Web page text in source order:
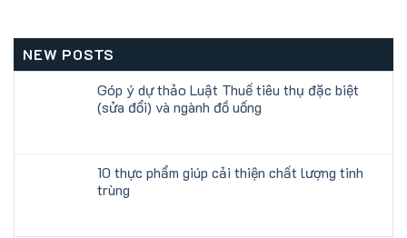
NEW POSTS
Góp ý dự thảo Luật Thuế tiêu thụ đặc biệt
(sửa đổi) và ngành đồ uống
10 thực phẩm giúp cải thiện chất lượng tinh
trùng